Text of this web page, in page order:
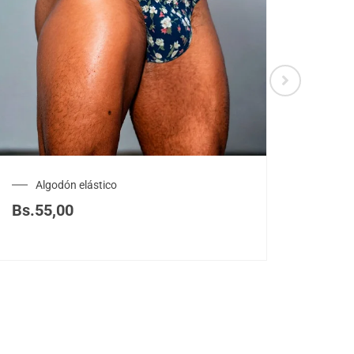
Algodón elástico
Bs.55,00